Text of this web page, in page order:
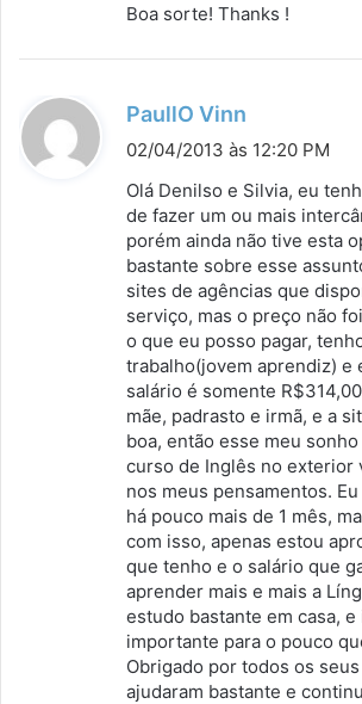
Boa sorte! Thanks !
PaullO Vinn
s
e
:
02/04/2013 às 12:20 PM
Olá Denilso e Silvia, eu
de fazer um ou mais
porém ainda não tive esta
bastante sobre esse
sites de agências que
serviço, mas o preço não
o que eu posso pagar,
trabalho(jovem aprendiz) e
salário é somente
mãe, padrasto e irmã, e a
boa, então esse meu
curso de Inglês no exterior
nos meus pensamentos.
há pouco mais de 1 mês,
com isso, apenas estou
que tenho e o salário que
aprender mais e mais a
estudo bastante em casa,
importante para o pouco
Obrigado por todos os
ajudaram bastante e